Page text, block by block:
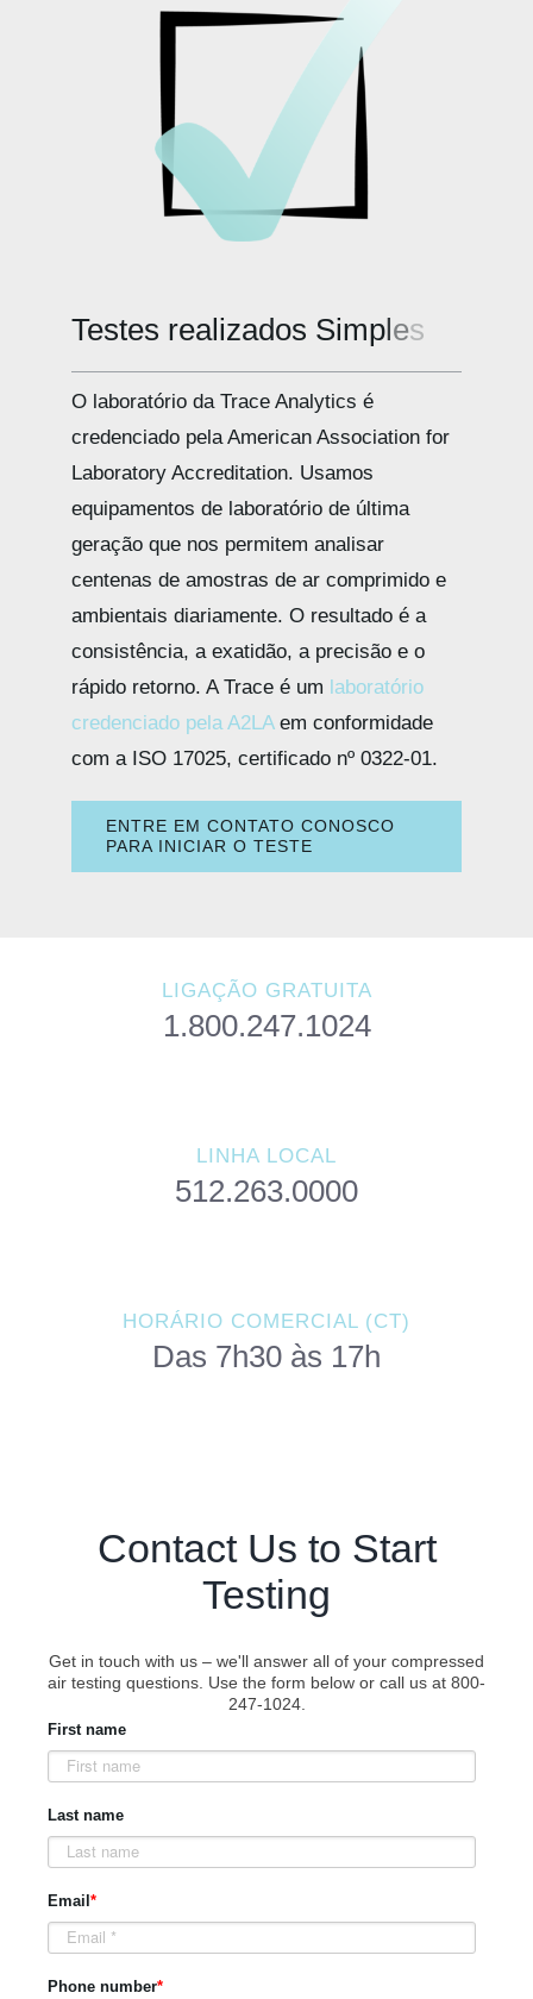
Testes realizados
O laboratório da Trace Analytics é
credenciado pela American Association for
Laboratory Accreditation. Usamos
equipamentos de laboratório de última
geração que nos permitem analisar
centenas de amostras de ar comprimido e
ambientais diariamente. O resultado é a
consistência, a exatidão, a precisão e o
rápido retorno. A Trace é um laboratório
credenciado pela A2LAem conformidade
com a ISO 17025, certificado nº 0322-01.
ENTRE EM CONTATO CONOSCO
PARA INICIAR O TESTE
LIGAÇÃO GRATUITA
1.800.247.1024
LINHA LOCAL
512.263.0000
HORÁRIO COMERCIAL (CT)
Das 7h30 às 17h
Contact Us to Start
Testing
Get in touch with us – we'll answer all of your compressed
air testing questions. Use the form below or call us at 800-
247-1024.
First name
Last name
Email *
Phone number*